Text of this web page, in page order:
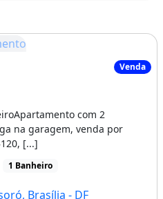
Venda
com 2
na garagem, venda por
[...]
1 Banheiro
Brasília - DF